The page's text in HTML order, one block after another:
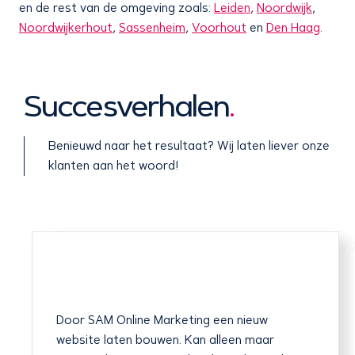
en de rest van de omgeving zoals: Leiden, Noordwijk,
Noordwijkerhout, Sassenheim, Voorhout en Den Haag.
Succesverhalen.
Benieuwd naar het resultaat? Wij laten liever onze
klanten aan het woord!
Heel tevreden! Binnen een maand stond onze
nieuwe website online en helemaal naar onze
klantvriendelijkheid! Daarnaast vindt ik het
van belang dat er snel en adequaat
Sterke team. Ik heb veel over Sam Design
gehoord. Daarna heb ik gekozen om al mijn
naar een webdesign partij die ervaring had in
het maken van een unieke website. Daarbij
Door SAM Online Marketing een nieuw
website laten bouwen. Kan alleen maar